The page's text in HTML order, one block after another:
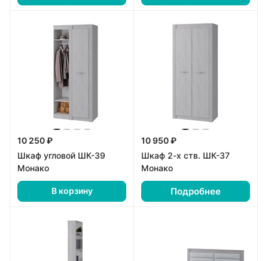
10 250 ₽
Шкаф угловой ШК-39
Монако
В корзину
10 950 ₽
Шкаф 2-х ств. ШК-37
Монако
Подробнее